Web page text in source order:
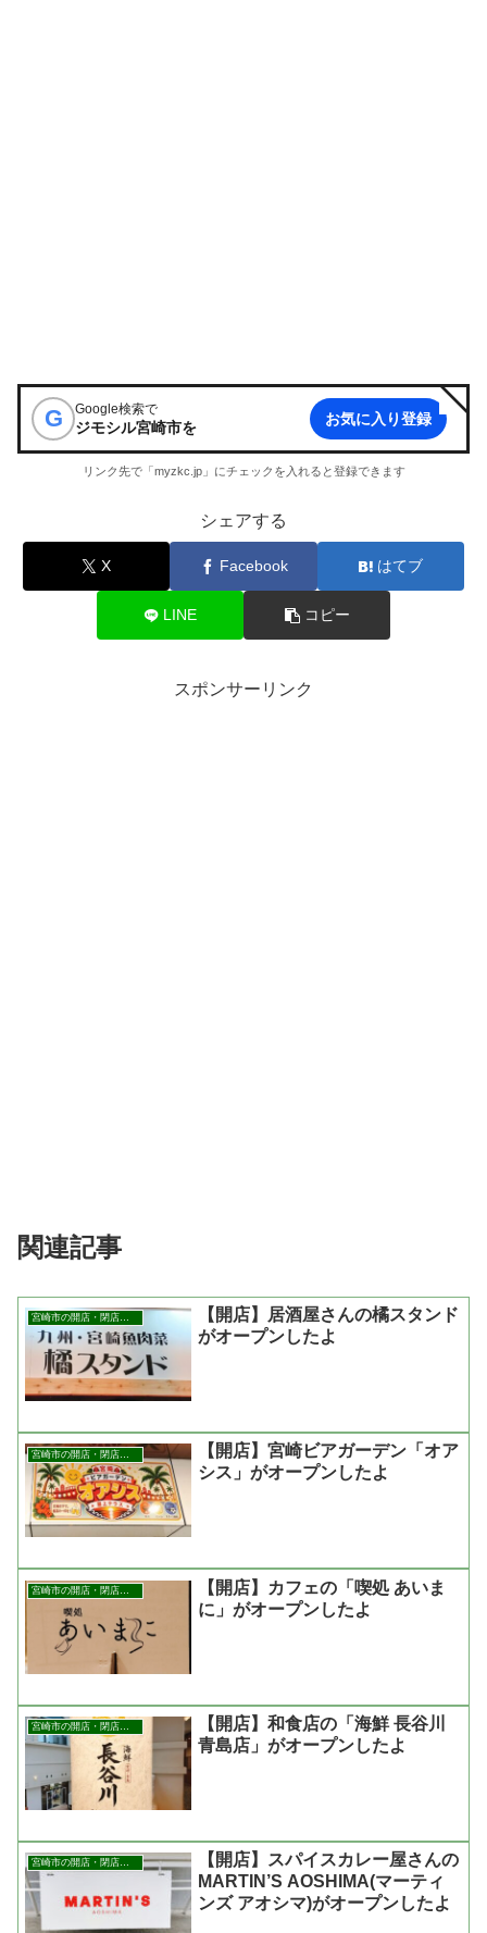
G Google検索で
ジモシル宮崎市を お気に入り登録
リンク先で「myzkc.jp」にチェックを入れると登録できます
シェアする
X Facebook はてブ
LINE コピー
スポンサーリンク
関連記事
宮崎市の開店・閉店まとめ
【開店】居酒屋さんの橘スタンド
がオープンしたよ
【開店】宮崎ビアガーデン「オア
シス」がオープンしたよ
【開店】カフェの「喫処 あいま
に」がオープンしたよ
宮崎市の開店・閉店まとめ
【開店】和食店の「海鮮 長谷川
青島店」がオープンしたよ
宮崎市の開店・閉店まとめ
【開店】スパイスカレー屋さんの
MARTIN’S AOSHIMA(マーティ
ンズ アオシマ)がオープンしたよ